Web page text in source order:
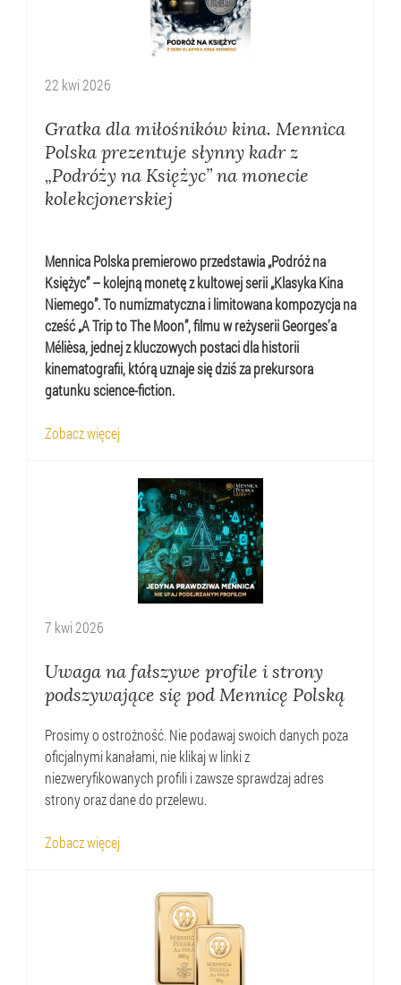
22 kwi 2026
Gratka dla miłośników kina. Mennica
Polska prezentuje słynny kadr z
„Podróży na Księżyc” na monecie
kolekcjonerskiej
Mennica Polska premierowo przedstawia „Podróż na
Księżyc” – kolejną monetę z kultowej serii „Klasyka Kina
Niemego”. To numizmatyczna i limitowana kompozycja na
cześć „A Trip to The Moon”, filmu w reżyserii Georges’a
Mélièsa, jednej z kluczowych postaci dla historii
kinematografii, którą uznaje się dziś za prekursora
gatunku science-fiction.
Zobacz więcej
7 kwi 2026
Uwaga na fałszywe profile i strony
podszywające się pod Mennicę Polską
Prosimy o ostrożność. Nie podawaj swoich danych poza
oficjalnymi kanałami, nie klikaj w linki z
niezweryfikowanych profili i zawsze sprawdzaj adres
strony oraz dane do przelewu.
Zobacz więcej